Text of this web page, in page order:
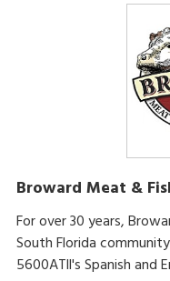
Broward Meat &
For over 30 years,
South Florida
5600ATll's Spanish and